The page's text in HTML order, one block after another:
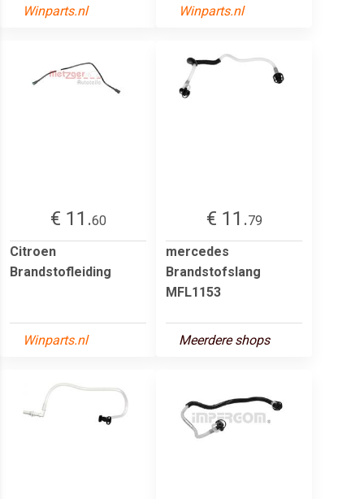
Winparts.nl Winparts.nl
€ 11.60
Citroen
Brandstofleiding
Winparts.nl
€ 11.79
mercedes
Brandstofslang
MFL1153
Meerdere shops